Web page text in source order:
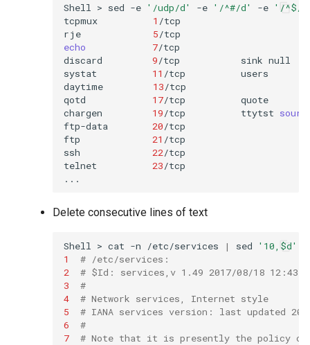
Shell > sed -e '/udp/d' -e '/^#/d' -e '/^$/
tcpmux
1 /tcp
rje
5/tcp
echo
7/tcp
discard
9/tcp sink null
systat
11 /tcp
users
daytime
13/tcp
qotd
17/tcp
quote
chargen
19/tcp ttytst
ftp-data
20/tcp
ftp
21 /tcp
ssh
22/tcp
telnet
23/tcp
Delete consecutive lines of text
Shell > cat -n /etc/services | sed
'10,$d'
1
# /etc/services:
2
# $Id: services,v 1.49 2017/08/18
3
#
4
# Network services, Internet style
5
# IANA services version: last updated
6
#
7
# Note that it is presently the policy of